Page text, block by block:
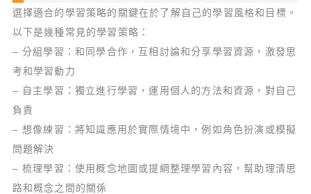
選擇適合的學習策略的關鍵在於了解自己的學習風格和目標。
以下是幾種常見的學習策略：
– 分組學習：和同學合作，互相討論和分享學習資源，激發思
考和學習動力
– 自主學習：獨立進行學習，運用個人的方法和資源，對自己
負責
– 想像練習：將知識應用於實際情境中，例如角色扮演或模擬
問題解決
– 梳理學習：使用概念地圖或提綱整理學習內容，幫助理清思
路和概念之間的關係